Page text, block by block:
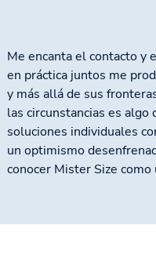
Me encanta el contacto y
en práctica juntos me
y más allá de sus
las circunstancias es
soluciones individuales
un optimismo
conocer Mister Size